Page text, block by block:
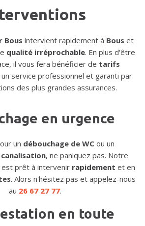
Bous intervient rapidement à Bous et
qualité irréprochable. En plus d'être
il vous fera bénéficier de tarifs
service professionnel et garanti par
des plus grandes assurances.
en urgence
un débouchage de WC ou un
, ne paniquez pas. Notre
est prêt à intervenir rapidement et en
. Alors n'hésitez pas et appelez-nous
au 26 67 27 77.
en toute